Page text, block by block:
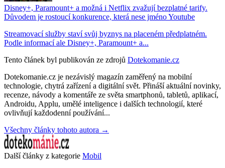
Disney+, Paramount+ a možná i Netflix zvažují bezplatné tarify.
Důvodem je rostoucí konkurence, která nese jméno Youtube
Streamovací služby staví svůj byznys na placeném předplatném.
Podle informací ale Disney+, Paramount+ a...
Tento článek byl publikován ze zdrojů Dotekomanie.cz
Dotekomanie.cz je nezávislý magazín zaměřený na mobilní
technologie, chytrá zařízení a digitální svět. Přináší aktuální novinky,
recenze, návody a komentáře ze světa smartphonů, tabletů, aplikací,
Androidu, Applu, umělé inteligence i dalších technologií, které
ovlivňují každodenní používání...
Všechny články tohoto autora →
Další články z kategorie Mobil